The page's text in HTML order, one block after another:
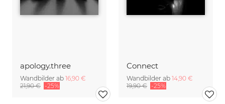
apology.three
Wandbilder ab 16,90 €
21,90 € -25%
Connect
Wandbilder ab 14,90 €
19,90 € -25%